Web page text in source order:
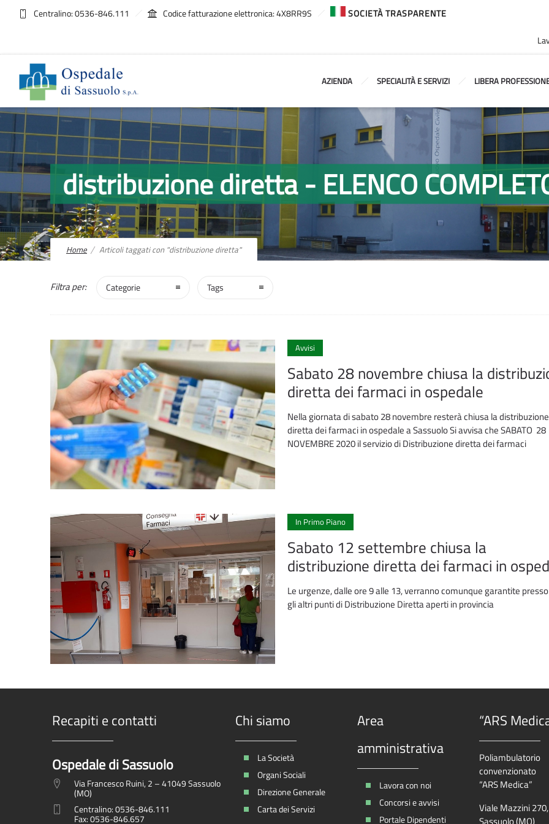
Centralino: 0536-846.111 Codice fatturazione elettronica: 4X8RR9S SOCIETÀ TRASPARENTE
AZIENDA SPECIALITÀ E SERVIZI LIBERA
distribuzione diretta - ELENCO
Home Articoli taggati con "distribuzione diretta"
Filtra per: Categorie Tags
Avvisi
Sabato 28 novembre chiusa la
diretta dei farmaci in ospedale
Nella giornata di sabato 28 novembre resterà chiusa la distribuzione
diretta dei farmaci in ospedale a Sassuolo Si avvisa che SABATO 28
NOVEMBRE 2020 il servizio di Distribuzione diretta dei farmaci
In Primo Piano
Sabato 12 settembre chiusa la
distribuzione diretta dei farmaci in
Le urgenze, dalle ore 9 alle 13, verranno comunque garantite
gli altri punti di Distribuzione Diretta aperti in provincia
Recapiti e contatti
Ospedale di Sassuolo
Via Francesco Ruini, 2 – 41049 Sassuolo
(MO)
Centralino: 0536-846.111
Fax: 0536-846.657
Chi siamo
La Società
Organi Sociali
Direzione Generale
Carta dei Servizi
Area
amministrativa
Lavora con noi
Concorsi e avvisi
Portale Dipendenti
“ARS
Poliambulatorio
convenzionato
“ARS Medica”
Viale Mazzini